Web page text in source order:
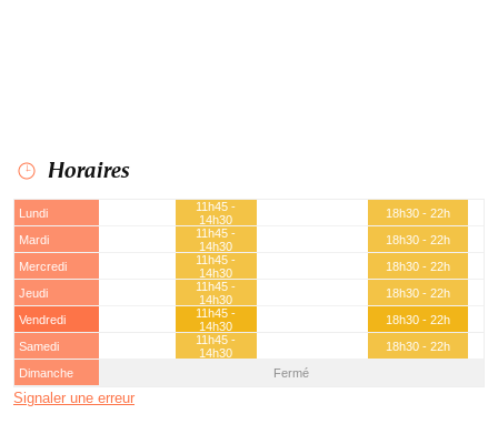
Horaires
Lundi
11h45 -
14h30
18h30 - 22h
Mardi
11h45 -
14h30
18h30 - 22h
Mercredi
11h45 -
14h30
18h30 - 22h
Jeudi
11h45 -
14h30
18h30 - 22h
Vendredi
11h45 -
14h30
18h30 - 22h
Samedi
11h45 -
14h30
18h30 - 22h
Dimanche
Fermé
Signaler une erreur